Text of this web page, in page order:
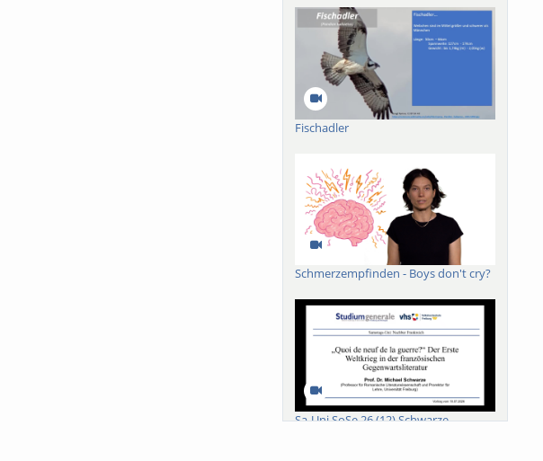
Fischadler
Schmerzempfinden - Boys don't cry?
Sa-Uni SoSe 26 (12) Schwarze